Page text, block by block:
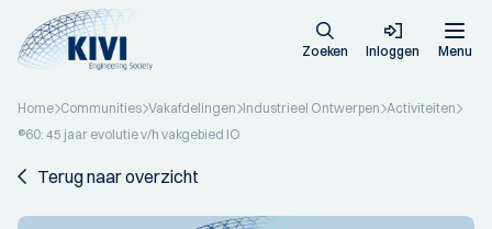
Zoeken Inloggen Menu
Home Communities Vakafdelingen Industrieel Ontwerpen Activiteiten
®60: 45 jaar evolutie v/h vakgebied IO
Terug naar overzicht